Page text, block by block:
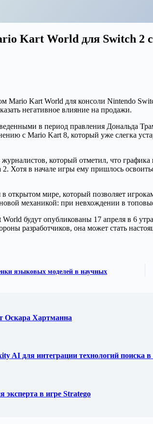
Kart World для Switch
Mario Kart World для консоли Nintendo
негативное влияние на продажи.
в период правления Дональда
с Mario Kart 8, который уже слегка
который отметил, что
Хотя в начале игры ему пришлось
мире, который позволяет
механикой: при невхождении в
будут опубликованы 17 апреля в 6
разработчиков, она может стать
языковых моделей в научных
Оскара Хартманна
AI для интеграции технологий поиска
эксперта в игре Stratego